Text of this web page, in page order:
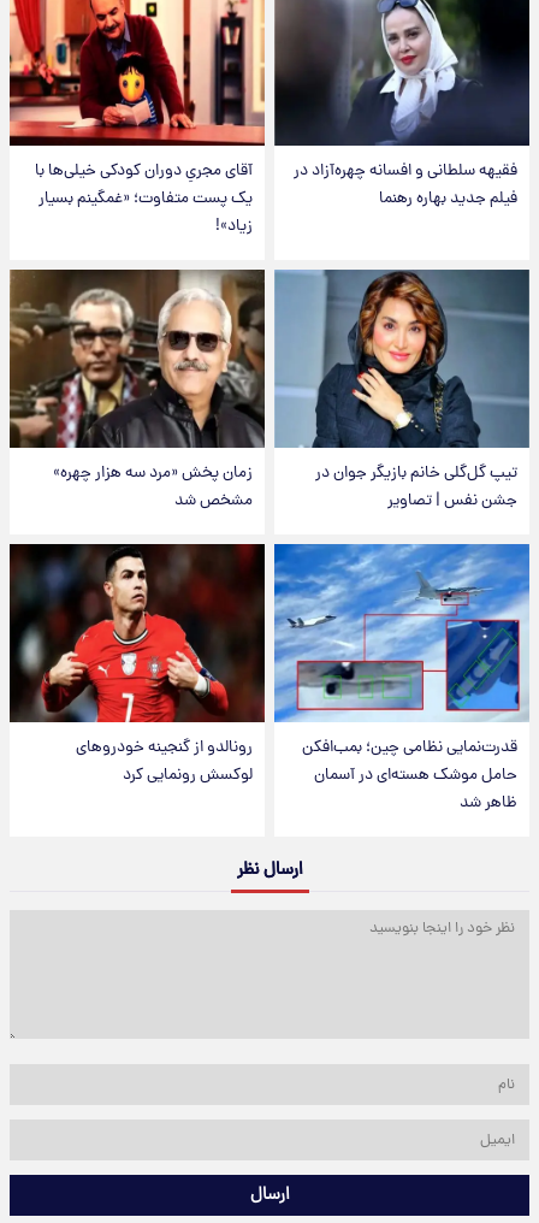
فقیهه سلطانی و افسانه چهره‌آزاد در
فیلم جدید بهاره رهنما
آقای مجریِ دوران کودکی خیلی‌ها با
یک پست متفاوت؛ «غمگینم بسیار
زیاد»!
تیپ گل‌گلی خانم بازیگر جوان در
جشن نفس | تصاویر
زمان پخش «مرد سه هزار چهره»
مشخص شد
قدرت‌نمایی نظامی چین؛ بمب‌افکن
حامل موشک هسته‌ای در آسمان
ظاهر شد
رونالدو از گنجینه خودروهای
لوکسش رونمایی کرد
ارسال نظر
ارسال